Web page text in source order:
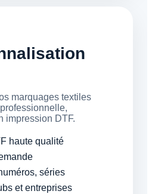
marquages textiles
impression DTF.
haute qualité
séries
et entreprises